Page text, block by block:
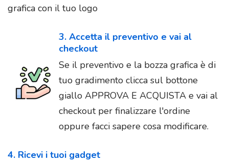
grafica con il tuo logo
3. Accetta il preventivo e vai al
checkout
Se il preventivo e la bozza grafica è di
tuo gradimento clicca sul bottone
giallo APPROVA E ACQUISTA e vai al
checkout per finalizzare l'ordine
oppure facci sapere cosa modificare.
4. Ricevi i tuoi gadget